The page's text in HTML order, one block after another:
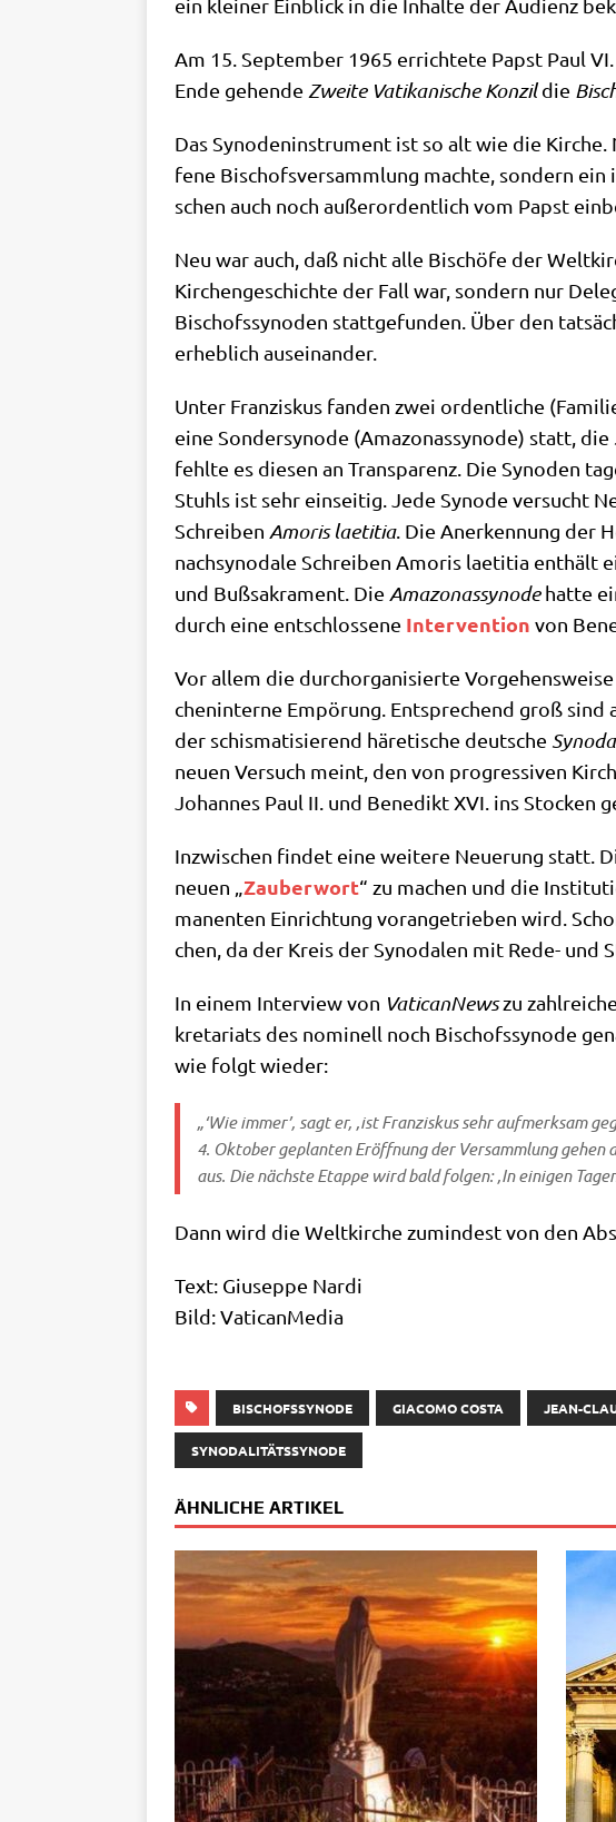
ein klei­ner Ein­blick in die Inhal­te der Audi­enz
Am 15. Sep­tem­ber 1965 errich­te­te Papst Paul
Ende gehen­de Zwei­te Vati­ka­ni­sche Kon­zildie
Das Syn­oden­in­stru­ment ist so alt wie die
fe­ne Bischofs­ver­samm­lung mach­te, son­dern
schen auch noch außer­or­dent­lich vom Papst
Neu war auch, daß nicht alle Bischö­fe der
Kir­chen­ge­schich­te der Fall war, son­dern nur
Bischofs­syn­oden statt­ge­fun­den. Über den
erheb­lich auseinander.
Unter Fran­zis­kus fan­den zwei ordent­li­che
eine Son­der­syn­ode (Ama­zo­nas­syn­ode) statt, die
fehl­te es die­sen an Trans­pa­renz. Die Syn­oden
Stuhls ist sehr ein­sei­tig. Jede Syn­ode ver­sucht
Schrei­ben Amo­ris lae­ti­tia. Die Aner­ken­nung der
nach­syn­oda­le Schrei­ben Amo­ris lae­ti­tia ent­hält
und Buß­sa­kra­ment. Die Ama­zo­nas­syn­odehat­te
durch eine ent­schlos­se­ne Inter­ven­ti­on von
Vor allem die durch­or­ga­ni­sier­te
chen­in­ter­ne Empö­rung. Ent­spre­chend groß
der schis­ma­ti­sie­rend häre­ti­sche deut­sche
neu­en Ver­such meint, den von pro­gres­si­ven
Johan­nes Paul II. und Bene­dikt XVI. ins Stocken
Inzwi­schen fin­det eine wei­te­re Neue­rung statt.
neu­en „ Zau­ber­wort“ zu machen und die
ma­nen­ten Ein­rich­tung vor­an­ge­trie­ben wird.
chen, da der Kreis der Syn­oda­len mit Rede-
In einem Inter­view von Vati­can­Newszu
kre­ta­ri­ats des nomi­nell noch Bischofs­syn­ode
wie folgt wieder:
„‘Wie immer’, sagt er, ‚ist Fran­zis­kus sehr auf­merk­sam
4. Okto­ber geplan­ten Eröff­nung der Ver­samm­lung
aus. Die näch­ste Etap­pe wird bald fol­gen: ‚In eini­gen
Dann wird die Welt­kir­che zumin­dest von den
Text: Giu­sep­pe Nar­di
Bild: Vati­can­Me­dia
BISCHOFSSYNODE GIACOMO COSTA JEAN-
SYNODALITÄTSSYNODE
ÄHNLICHE ARTIKEL